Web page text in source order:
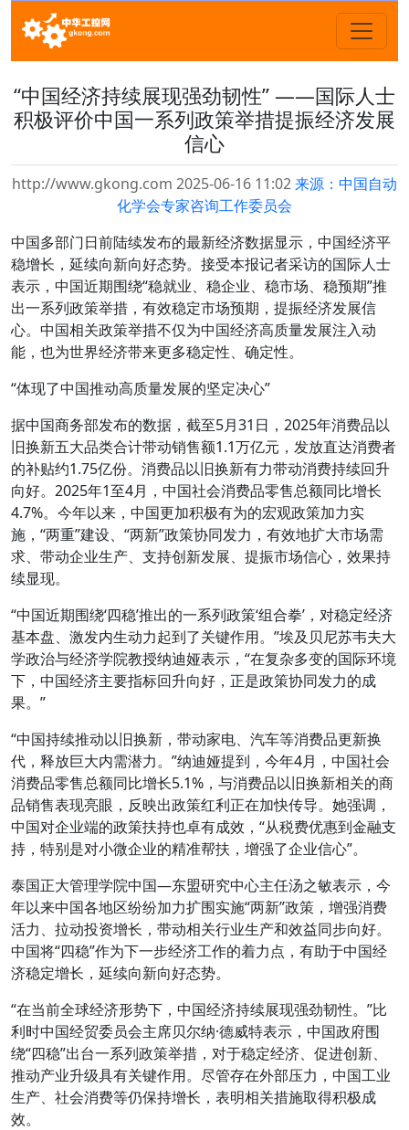
“中国经济持续展现强劲韧性” ——国际人士
积极评价中国一系列政策举措提振经济发展
信心
http://www.gkong.com 2025-06-16 11:02来源：中国自动
化学会专家咨询工作委员会
中国多部门日前陆续发布的最新经济数据显示，中国经济平
稳增长，延续向新向好态势。接受本报记者采访的国际人士
表示，中国近期围绕“稳就业、稳企业、稳市场、稳预期”推
出一系列政策举措，有效稳定市场预期，提振经济发展信
心。中国相关政策举措不仅为中国经济高质量发展注入动
能，也为世界经济带来更多稳定性、确定性。
“体现了中国推动高质量发展的坚定决心”
据中国商务部发布的数据，截至5月31日，2025年消费品以
旧换新五大品类合计带动销售额1.1万亿元，发放直达消费者
的补贴约1.75亿份。消费品以旧换新有力带动消费持续回升
向好。2025年1至4月，中国社会消费品零售总额同比增长
4.7%。今年以来，中国更加积极有为的宏观政策加力实
施，“两重”建设、“两新”政策协同发力，有效地扩大市场需
求、带动企业生产、支持创新发展、提振市场信心，效果持
续显现。
“中国近期围绕‘四稳’推出的一系列政策‘组合拳’，对稳定经济
基本盘、激发内生动力起到了关键作用。”埃及贝尼苏韦夫大
学政治与经济学院教授纳迪娅表示，“在复杂多变的国际环境
下，中国经济主要指标回升向好，正是政策协同发力的成
果。”
“中国持续推动以旧换新，带动家电、汽车等消费品更新换
代，释放巨大内需潜力。”纳迪娅提到，今年4月，中国社会
消费品零售总额同比增长5.1%，与消费品以旧换新相关的商
品销售表现亮眼，反映出政策红利正在加快传导。她强调，
中国对企业端的政策扶持也卓有成效，“从税费优惠到金融支
持，特别是对小微企业的精准帮扶，增强了企业信心”。
泰国正大管理学院中国—东盟研究中心主任汤之敏表示，今
年以来中国各地区纷纷加力扩围实施“两新”政策，增强消费
活力、拉动投资增长，带动相关行业生产和效益同步向好。
中国将“四稳”作为下一步经济工作的着力点，有助于中国经
济稳定增长，延续向新向好态势。
“在当前全球经济形势下，中国经济持续展现强劲韧性。”比
利时中国经贸委员会主席贝尔纳·德威特表示，中国政府围
绕“四稳”出台一系列政策举措，对于稳定经济、促进创新、
推动产业升级具有关键作用。尽管存在外部压力，中国工业
生产、社会消费等仍保持增长，表明相关措施取得积极成
效。